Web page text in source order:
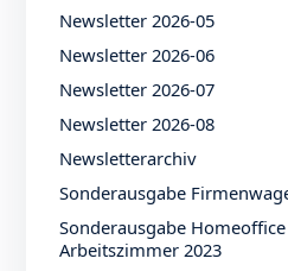
Newsletter 2026-05
Newsletter 2026-06
Newsletter 2026-07
Newsletter 2026-08
Newsletterarchiv
Sonderausgabe
Sonderausgabe
Arbeitszimmer 2023